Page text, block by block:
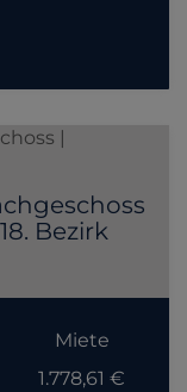
Bezirk
Miete
1.778,61 €